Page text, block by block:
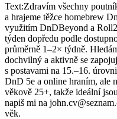
Text:Zdravím všechny
a hrajeme těžce homebrew
využitím DnDBeyond a
týden dopředu podle
průměrně 1–2× týdně.
dochvilný a aktivně se
s postavami na 15.–16.
DnD 5e a online hraním, ale
věkově 25+, takže ideální
napiš mi na
věk.